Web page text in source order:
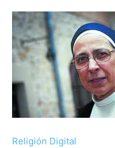
Religión Digital